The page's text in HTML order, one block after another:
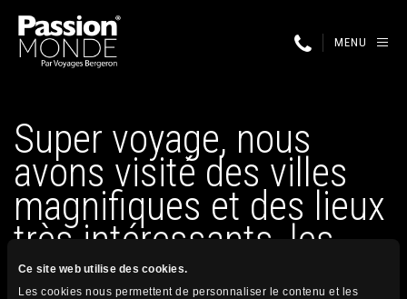
Ce site web utilise des cookies.
Les cookies nous permettent de personnaliser le contenu et les
MENU
Super voyage, nous
avons visité des villes
magnifiques et des lieux
très intéressants, les
activités…